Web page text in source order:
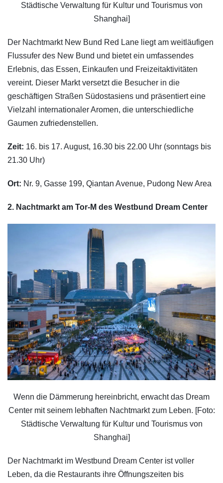
Städtische Verwaltung für Kultur und Tourismus von
Shanghai]
Der Nachtmarkt New Bund Red Lane liegt am weitläufigen
Flussufer des New Bund und bietet ein umfassendes
Erlebnis, das Essen, Einkaufen und Freizeitaktivitäten
vereint. Dieser Markt versetzt die Besucher in die
geschäftigen Straßen Südostasiens und präsentiert eine
Vielzahl internationaler Aromen, die unterschiedliche
Gaumen zufriedenstellen.
Zeit: 16. bis 17. August, 16.30 bis 22.00 Uhr (sonntags bis
21.30 Uhr)
Ort: Nr. 9, Gasse 199, Qiantan Avenue, Pudong New Area
2. Nachtmarkt am Tor-M des Westbund Dream Center
Wenn die Dämmerung hereinbricht, erwacht das Dream
Center mit seinem lebhaften Nachtmarkt zum Leben. [Foto:
Städtische Verwaltung für Kultur und Tourismus von
Shanghai]
Der Nachtmarkt im Westbund Dream Center ist voller
Leben, da die Restaurants ihre Öffnungszeiten bis